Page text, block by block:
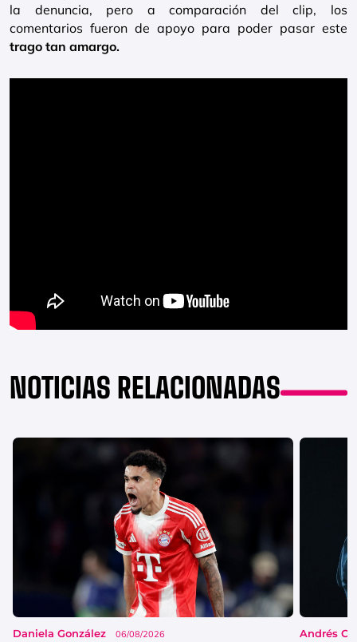
la denuncia, pero a comparación del clip, los
comentarios fueron de apoyo para poder pasar este
trago tan amargo.
NOTICIAS RELACIONADAS
Daniela González 06/08/2026 Andrés